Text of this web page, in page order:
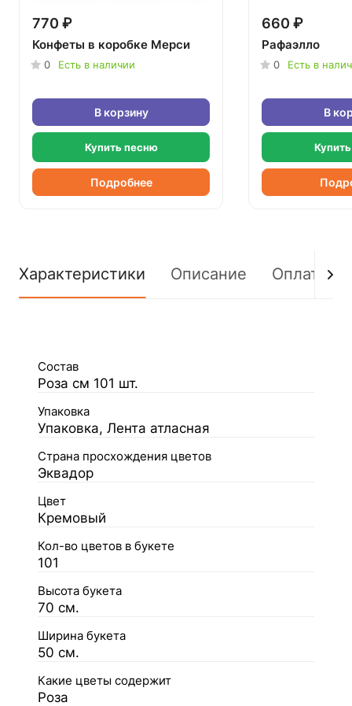
770 ₽
Конфеты в коробке Мерси
0 Есть в наличии
В корзину
Купить песню
Подробнее
660 ₽
Рафаэлло
0 Есть в
В
Характеристики Описание Оплата
Состав
Роза см 101 шт.
Упаковка
Упаковка, Лента атласная
Страна просхождения цветов
Эквадор
Цвет
Кремовый
Кол-во цветов в букете
101
Высота букета
70 см.
Ширина букета
50 см.
Какие цветы содержит
Роза